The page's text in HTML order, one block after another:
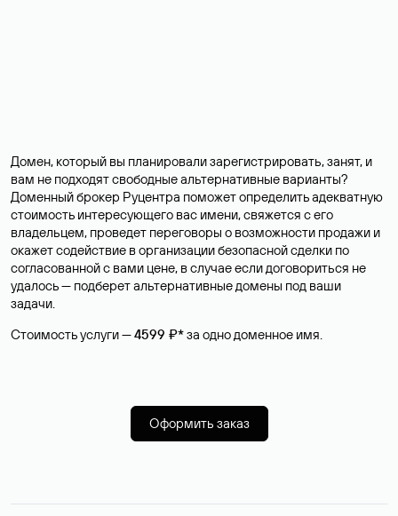
Домен, который вы планировали зарегистрировать, занят, и
вам не подходят свободные альтернативные варианты?
Доменный брокер Руцентра поможет определить адекватную
стоимость интересующего вас имени, свяжется с его
владельцем, проведет переговоры о возможности продажи и
окажет содействие в организации безопасной сделки по
согласованной с вами цене, в случае если договориться не
удалось — подберет альтернативные домены под ваши
задачи.
Стоимость услуги —4599 ₽*за одно доменное имя.
Оформить заказ